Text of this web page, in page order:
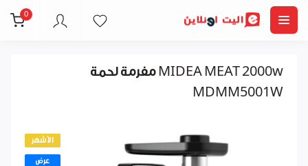
0
مفرمة لحمة MIDEA MEAT 2000w
MDMM5001W
الأشهر
عرض